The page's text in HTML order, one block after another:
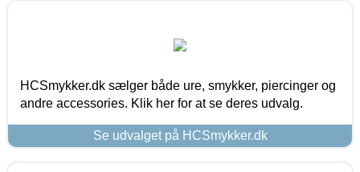
HCSmykker.dk sælger både ure, smykker, piercinger og
andre accessories. Klik her for at se deres udvalg.
Se udvalget på HCSmykker.dk